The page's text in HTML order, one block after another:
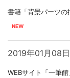
書籍「背景パーツの
2019年01月08日
WEBサイト「一筆